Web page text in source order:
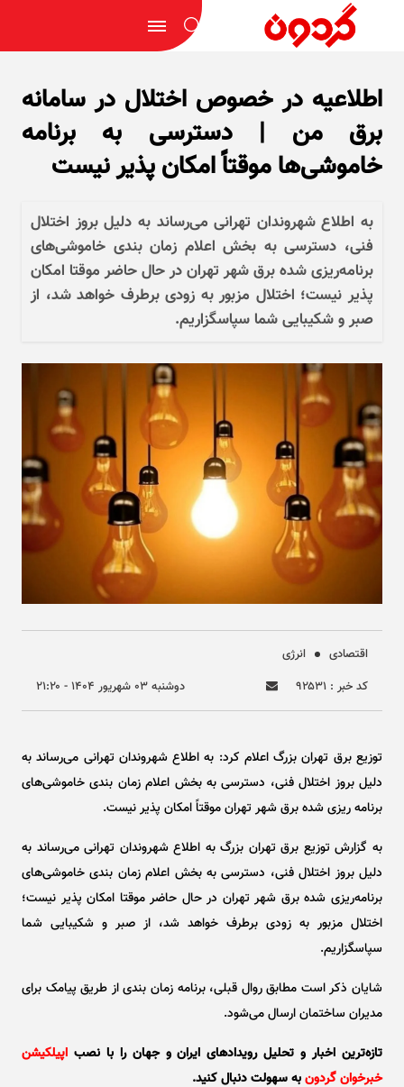
اطلاعیه در خصوص اختلال در سامانه
برق من | دسترسی به برنامه
خاموشی‌ها موقتاً امکان پذیر نیست
به اطلاع شهروندان تهرانی می‌رساند به دلیل بروز اختلال
فنی، دسترسی به بخش اعلام زمان بندی خاموشی‌های
برنامه‌ریزی شده برق شهر تهران در حال حاضر موقتا امکان
پذیر نیست؛ اختلال مزبور به زودی برطرف خواهد شد، از
صبر و شکیبایی شما سپاسگزاریم.
اقتصادی
انرژی
کد خبر : ۹۲۵۳۱
دوشنبه ۰۳ شهريور ۱۴۰۴ - ۲۱:۲۰
توزیع برق تهران بزرگ اعلام کرد: به اطلاع شهروندان تهرانی می‌رساند به
دلیل بروز اختلال فنی، دسترسی به بخش اعلام زمان بندی خاموشی‌های
برنامه ریزی شده برق شهر تهران موقتاً امکان پذیر نیست.
به گزارش توزیع برق تهران بزرگ به اطلاع شهروندان تهرانی می‌رساند به
دلیل بروز اختلال فنی، دسترسی به بخش اعلام زمان بندی خاموشی‌های
برنامه‌ریزی شده برق شهر تهران در حال حاضر موقتا امکان پذیر نیست؛
اختلال مزبور به زودی برطرف خواهد شد، از صبر و شکیبایی شما
سپاسگزاریم.
شایان ذکر است مطابق روال قبلی، برنامه زمان بندی از طریق پیامک برای
مدیران ساختمان ارسال می‌شود.
تازه‌ترین اخبار و تحلیل‌ رویدادهای ایران و جهان را با نصب اپیلکیشن
خبرخوان گردونبه سهولت دنبال کنید.